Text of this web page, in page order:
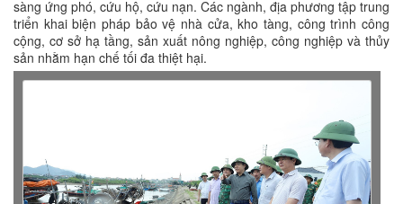
sàng ứng phó, cứu hộ, cứu nạn. Các ngành, địa phương tập trung
triển khai biện pháp bảo vệ nhà cửa, kho tàng, công trình công
cộng, cơ sở hạ tầng, sản xuất nông nghiệp, công nghiệp và thủy
sản nhằm hạn chế tối đa thiệt hại.